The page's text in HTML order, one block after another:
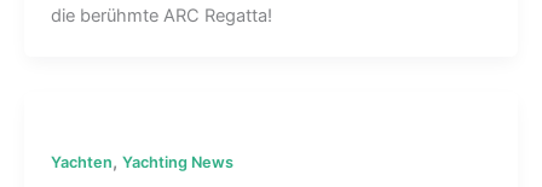
die berühmte ARC Regatta!
Yachten, Yachting News